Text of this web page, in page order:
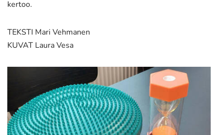
kertoo.
TEKSTI Mari Vehmanen
KUVAT Laura Vesa